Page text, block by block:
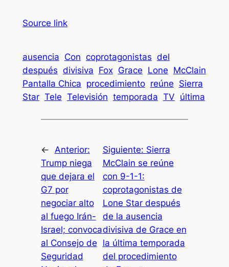
Source link
ausencia Con coprotagonistas del
después divisiva Fox Grace Lone McClain
Pantalla Chica procedimiento reúne Sierra
Star Tele Televisión temporada TV última
← Anterior:
Trump niega
que dejara el
G7 por
negociar alto
al fuego Irán-
Israel; convoca
al Consejo de
Seguridad
Siguiente: Sierra
McClain se reúne
con 9-1-1:
coprotagonistas de
Lone Star después
de la ausencia
divisiva de Grace en
la última temporada
del procedimiento